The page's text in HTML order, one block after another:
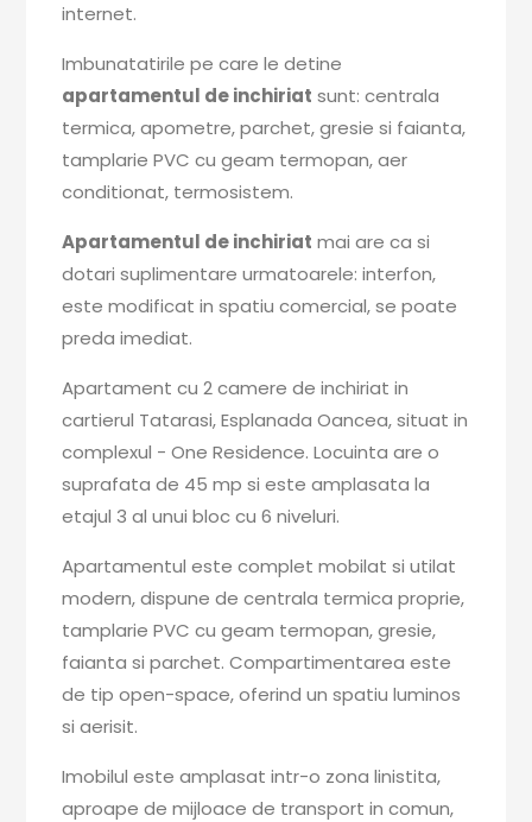
internet.
Imbunatatirile pe care le detine
apartamentul de inchiriat sunt: centrala
termica, apometre, parchet, gresie si faianta,
tamplarie PVC cu geam termopan, aer
conditionat, termosistem.
Apartamentul de inchiriat mai are ca si
dotari suplimentare urmatoarele: interfon,
este modificat in spatiu comercial, se poate
preda imediat.
Apartament cu 2 camere de inchiriat in
cartierul Tatarasi, Esplanada Oancea, situat in
complexul - One Residence. Locuinta are o
suprafata de 45 mp si este amplasata la
etajul 3 al unui bloc cu 6 niveluri.
Apartamentul este complet mobilat si utilat
modern, dispune de centrala termica proprie,
tamplarie PVC cu geam termopan, gresie,
faianta si parchet. Compartimentarea este
de tip open-space, oferind un spatiu luminos
si aerisit.
Imobilul este amplasat intr-o zona linistita,
aproape de mijloace de transport in comun,